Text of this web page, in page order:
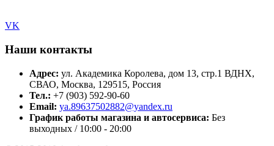
VK
Наши контакты
Адрес: ул. Академика Королева, дом 13, стр.1 ВДНХ,
СВАО, Москва, 129515, Россия
Тел.: +7 (903) 592-90-60
Email: ya.89637502882@yandex.ru
График работы магазина и автосервиса: Без
выходных / 10:00 - 20:00